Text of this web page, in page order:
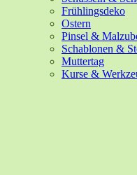
Frühlingsdeko
Ostern
Pinsel &
Schablonen &
Muttertag
Kurse &